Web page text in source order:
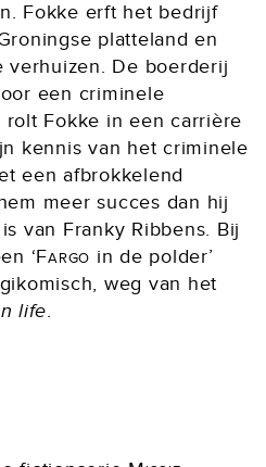
Fokke erft het bedrijf
platteland en
verhuizen. De boerderij
een criminele
rolt Fokke in een carrière
kennis van het criminele
een afbrokkelend
meer succes dan hij
van Franky Ribbens. Bij
‘Fargo in de polder’
weg van het
life.